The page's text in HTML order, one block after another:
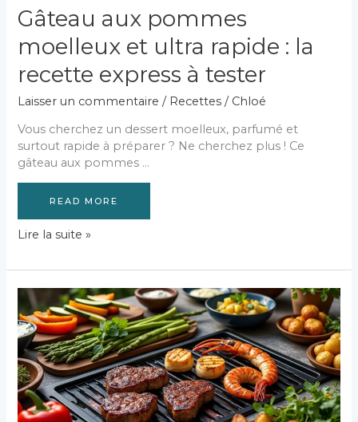
Gâteau aux pommes
moelleux et ultra rapide : la
recette express à tester
Laisser un commentaire / Recettes / Chloé
Vous cherchez un dessert moelleux, parfumé et
surtout rapide à préparer ? Ne cherchez plus ! Ce
gâteau aux pommes …
READ MORE
Gâteau
pommes
et
ultra
rapide
la
recette
express
à
Lire la suite »